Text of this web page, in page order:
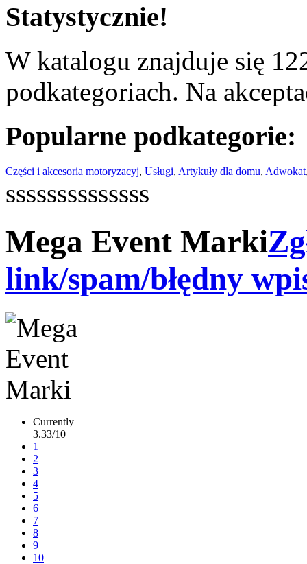
Statystycznie!
W katalogu znajduje się
podkategoriach. Na
Popularne podkategorie:
Części i akcesoria motoryzacyj, Usługi, Artykuły dla domu, Adwokat
ssssssssssssss
Mega Event Marki
link/spam/błędny
Currently
3.33/10
1
2
3
4
5
6
7
8
9
10